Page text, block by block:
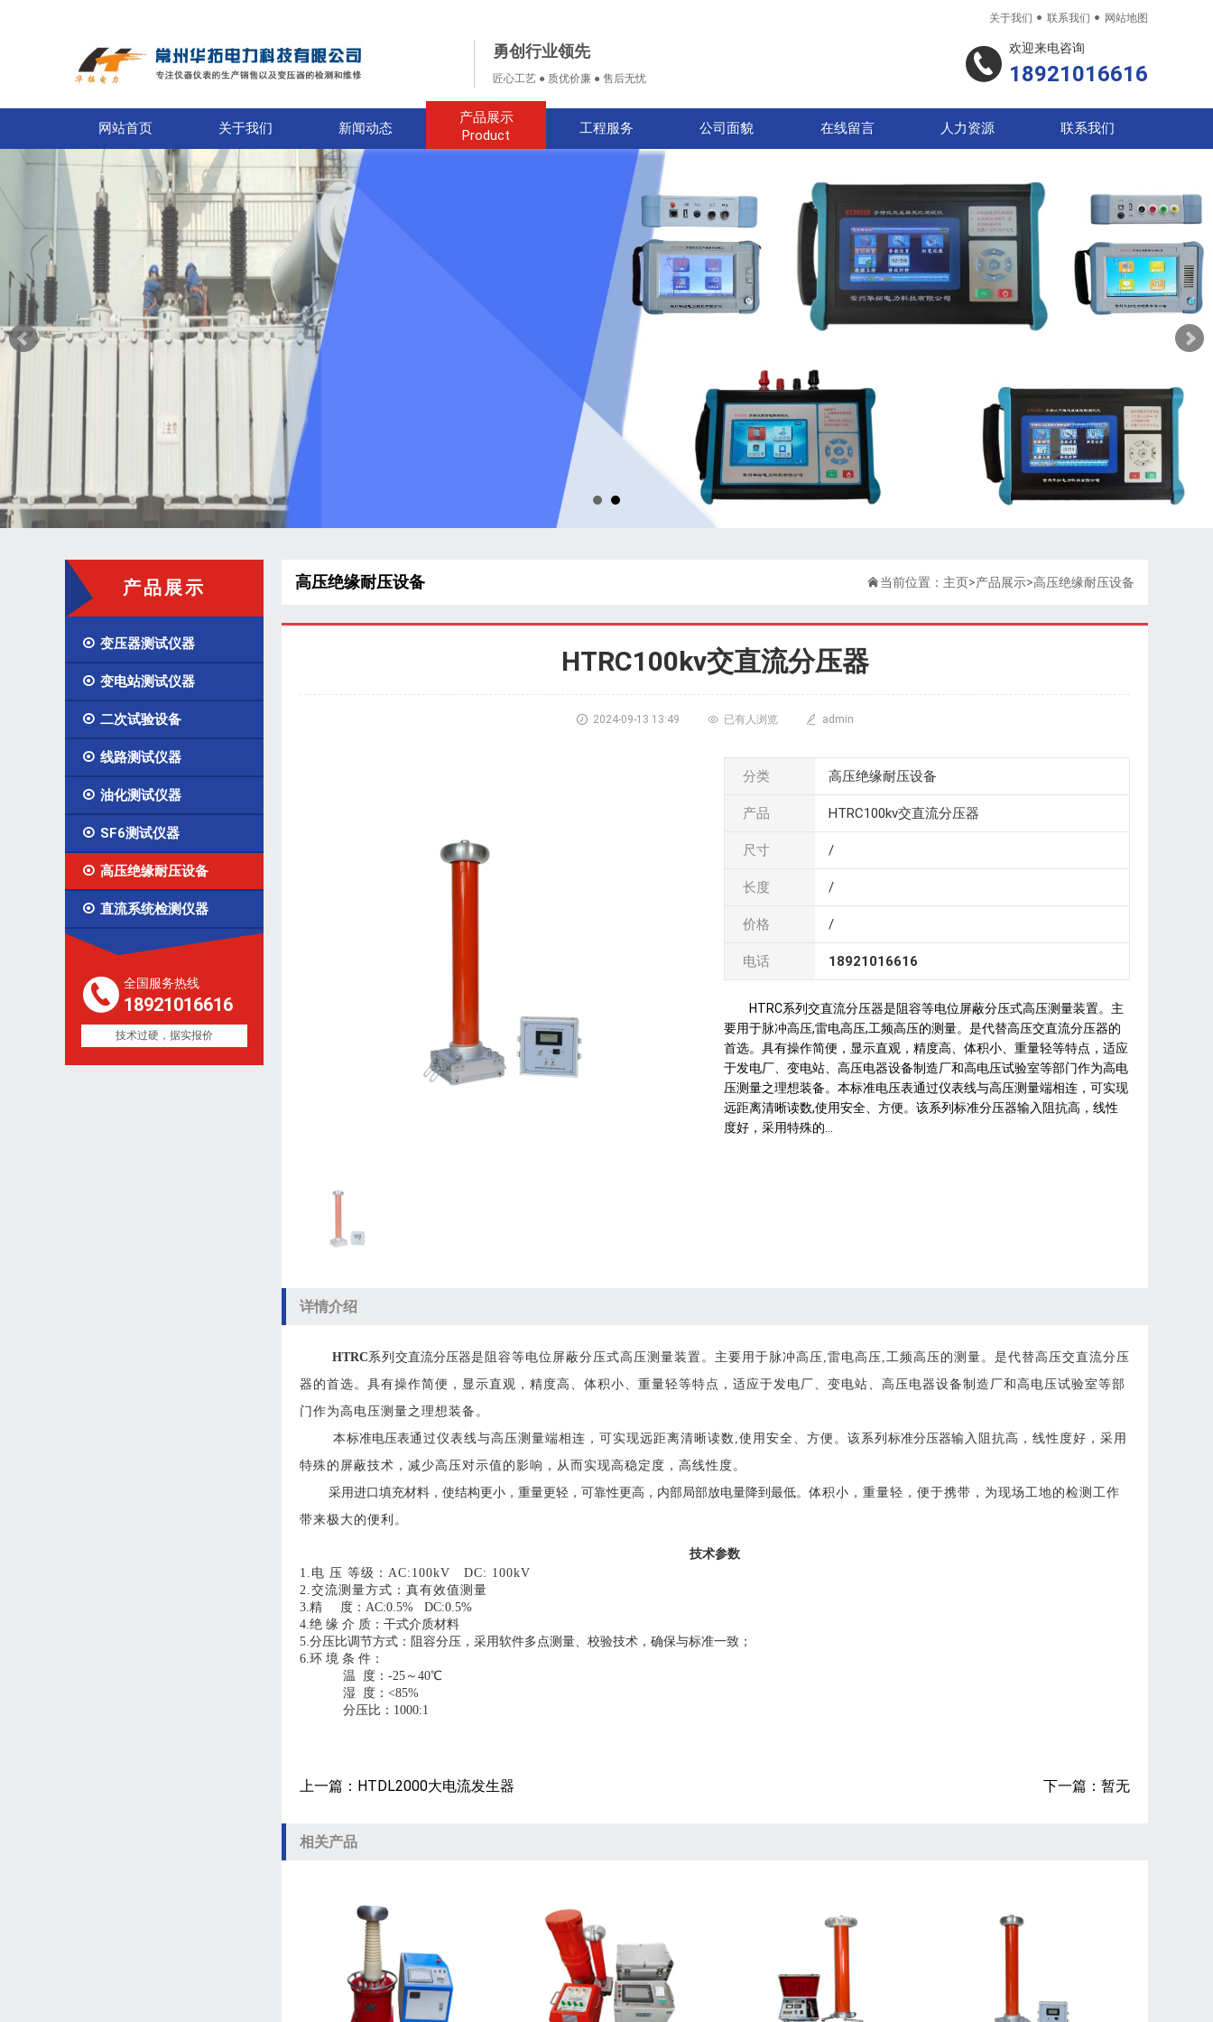
关于我们  联系我们  网站地图
勇创行业领先
匠心工艺 ● 质优价廉 ● 售后无忧
欢迎来电咨询
18921016616
网站首页 关于我们 新闻动态
产品展示
Product
工程服务 公司面貌 在线留言 人力资源 联系我们
产品展示
 变压器测试仪器
 变电站测试仪器
 二次试验设备
 线路测试仪器
 油化测试仪器
 SF6测试仪器
 高压绝缘耐压设备
 直流系统检测仪器
全国服务热线
18921016616
技术过硬，据实报价
高压绝缘耐压设备 当前位置： 主页>产品展示>高压绝缘耐压设备
HTRC100kv交直流分压器
 2024-09-13 13:49  已有人浏览  admin
分类 高压绝缘耐压设备
产品 HTRC100kv交直流分压器
尺寸 /
长度 /
价格 /
电话 18921016616
HTRC系列交直流分压器是阻容等电位屏蔽分压式高压测量装置。主
要用于脉冲高压,雷电高压,工频高压的测量。是代替高压交直流分压器的
首选。具有操作简便，显示直观，精度高、体积小、重量轻等特点，适应
于发电厂、变电站、高压电器设备制造厂和高电压试验室等部门作为高电
压测量之理想装备。本标准电压表通过仪表线与高压测量端相连，可实现
远距离清晰读数,使用安全、方便。该系列标准分压器输入阻抗高，线性
度好，采用特殊的...
详情介绍
HTRC系列 交直流分压器是阻容等电位屏蔽分压式高压测量装置。主要用于脉冲高压,雷电高压,工频高压的测量。是代替高压交直流分压
器的首选。具有操作简便，显示直观，精度高、体积小、重量轻等特点，适应于发电厂、变电站、高压电器设备制造厂和高电压试验室等部
门作为高电压测量之理想装备。
本标准电压表通过仪表线与高压测量端相连，可实现远距离清晰读数,使用安全、方便。该系列 标准分压器输入阻抗高，线性度好，采用
特殊的屏蔽技术，减少高压对示值的影响，从而实现高稳定度，高线性度。
采用进口填充材料，使结构更小，重量更轻，可靠性更高，内部局部放电量降到最低。 体积小，重量轻，便于携带，为现场工地的检测工作
带来极大的便利。
技术参数
1.电 压 等级：AC:100kV DC: 100kV
2.交流测量方式：真有效值测量
3.精 度：AC:0.5% DC:0.5%
4.绝 缘 介 质：干式介质材料
5.分压比调节方式：阻容分压，采用软件多点测量、校验技术，确保与标准一致；
6.环 境 条 件：
温 度：-25～40℃
湿 度：<85%
分压比：1000:1
上一篇：HTDL2000大电流发生器 下一篇：暂无
相关产品